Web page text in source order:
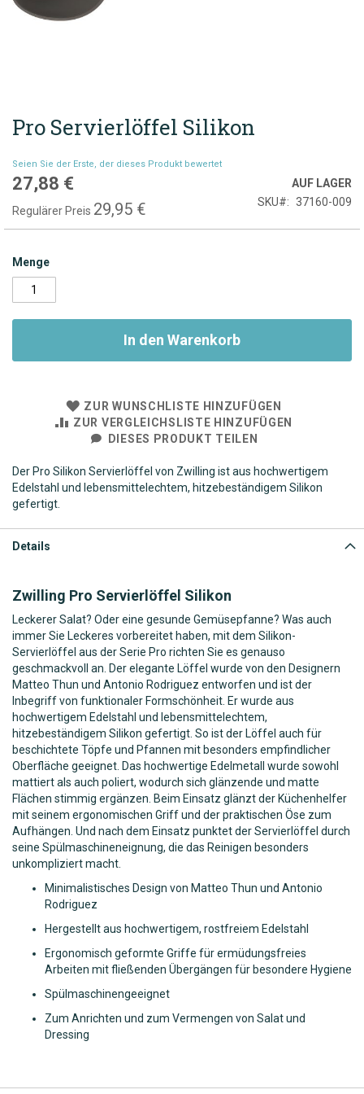
Zum
Anfang
springen
Pro Servierlöffel Silikon
Seien Sie der Erste, der dieses Produkt bewertet
Sonderpreis
27,88 €
Regulärer Preis 29,95 €
AUF LAGER
SKU
37160-009
Menge
In den Warenkorb
ZUR WUNSCHLISTE HINZUFÜGEN
ZUR VERGLEICHSLISTE HINZUFÜGEN
DIESES PRODUKT TEILEN
Der Pro Silikon Servierlöffel von Zwilling ist aus hochwertigem
Edelstahl und lebensmittelechtem, hitzebeständigem Silikon
gefertigt.
Details
Zwilling Pro Servierlöffel Silikon
Leckerer Salat? Oder eine gesunde Gemüsepfanne? Was auch
immer Sie Leckeres vorbereitet haben, mit dem Silikon-
Servierlöffel aus der Serie Pro richten Sie es genauso
geschmackvoll an. Der elegante Löffel wurde von den Designern
Matteo Thun und Antonio Rodriguez entworfen und ist der
Inbegriff von funktionaler Formschönheit. Er wurde aus
hochwertigem Edelstahl und lebensmittelechtem,
hitzebeständigem Silikon gefertigt. So ist der Löffel auch für
beschichtete Töpfe und Pfannen mit besonders empfindlicher
Oberfläche geeignet. Das hochwertige Edelmetall wurde sowohl
mattiert als auch poliert, wodurch sich glänzende und matte
Flächen stimmig ergänzen. Beim Einsatz glänzt der Küchenhelfer
mit seinem ergonomischen Griff und der praktischen Öse zum
Aufhängen. Und nach dem Einsatz punktet der Servierlöffel durch
seine Spülmaschineneignung, die das Reinigen besonders
unkompliziert macht.
Minimalistisches Design von Matteo Thun und Antonio
Rodriguez
Hergestellt aus hochwertigem, rostfreiem Edelstahl
Ergonomisch geformte Griffe für ermüdungsfreies
Arbeiten mit fließenden Übergängen für besondere Hygiene
Spülmaschinengeeignet
Zum Anrichten und zum Vermengen von Salat und
Dressing